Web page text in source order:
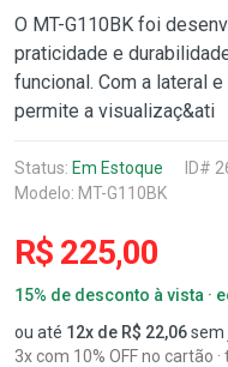
O MT-G110BK foi
praticidade e
funcional. Com a lateral
permite a visualizaç&ati
Status: Em Estoque ID#
Modelo: MT-G110BK
R$ 225,00
15% de desconto à vista ·
ou até 12x de R$ 22,06sem
3x com 10% OFF no cartão